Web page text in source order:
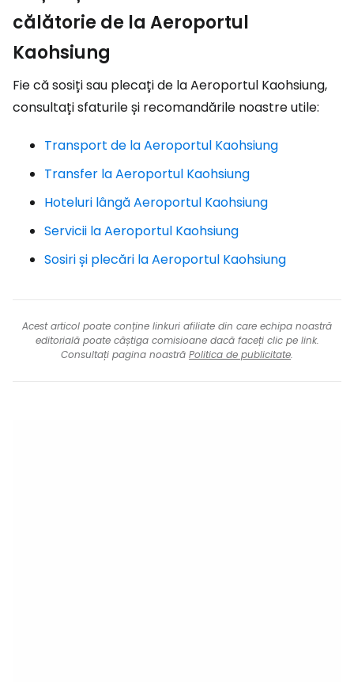
călătorie de la Aeroportul
Kaohsiung
Fie că sosiți sau plecați de la Aeroportul Kaohsiung,
consultați sfaturile și recomandările noastre utile:
Transport de la Aeroportul Kaohsiung
Transfer la Aeroportul Kaohsiung
Hoteluri lângă Aeroportul Kaohsiung
Servicii la Aeroportul Kaohsiung
Sosiri și plecări la Aeroportul Kaohsiung
Acest articol poate conține linkuri afiliate din care echipa noastră
editorială poate câștiga comisioane dacă faceți clic pe link.
Consultați pagina noastră Politica de publicitate.